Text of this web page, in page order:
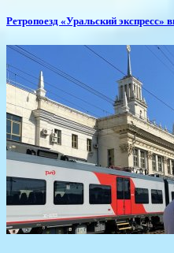
​Ретропоезд «Уральский экспресс»